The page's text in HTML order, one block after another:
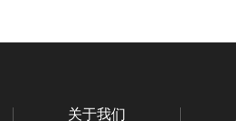
关于我们